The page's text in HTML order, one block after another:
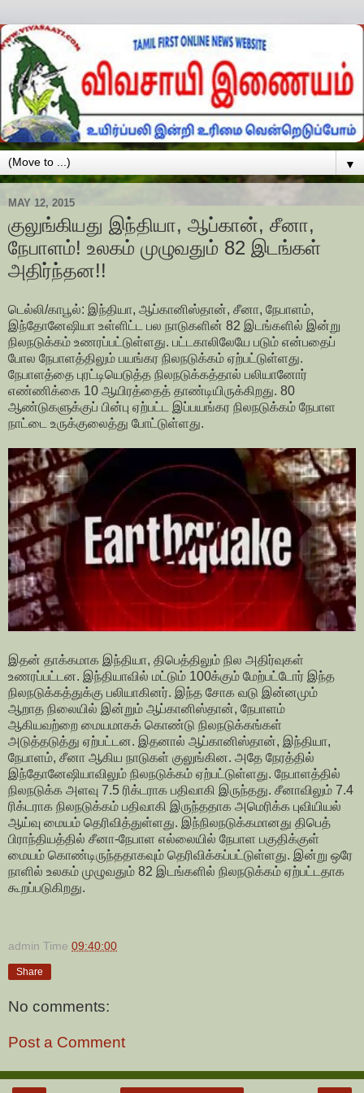
▼
MAY 12, 2015
குலுங்கியது இந்தியா, ஆப்கான், சீனா,
நேபாளம்! உலகம் முழுவதும் 82 இடங்கள்
அதிர்ந்தன!!
டெல்லி/காபூல்: இந்தியா, ஆப்கானிஸ்தான், சீனா, நேபாளம்,
இந்தோனேஷியா உள்ளிட்ட பல நாடுகளின் 82 இடங்களில் இன்று
நிலநடுக்கம் உணரப்பட்டுள்ளது. பட்டகாலிலேயே படும் என்பதைப்
போல நேபாளத்திலும் பயங்கர நிலநடுக்கம் ஏற்பட்டுள்ளது.
நேபாளத்தை புரட்டியெடுத்த நிலநடுக்கத்தால் பலியானோர்
எண்ணிக்கை 10 ஆயிரத்தைத் தாண்டியிருக்கிறது. 80
ஆண்டுகளுக்குப் பின்பு ஏற்பட்ட இப்பயங்கர நிலநடுக்கம் நேபாள
நாட்டை உருக்குலைத்து போட்டுள்ளது.
இதன் தாக்கமாக இந்தியா, திபெத்திலும் நில அதிர்வுகள்
உணரப்பட்டன. இந்தியாவில் மட்டும் 100க்கும் மேற்பட்டோர் இந்த
நிலநடுக்கத்துக்கு பலியாகினர். இந்த சோக வடு இன்னமும்
ஆறாத நிலையில் இன்றும் ஆப்கானிஸ்தான், நேபாளம்
ஆகியவற்றை மையமாகக் கொண்டு நிலநடுக்கங்கள்
அடுத்தடுத்து ஏற்பட்டன. இதனால் ஆப்கானிஸ்தான், இந்தியா,
நேபாளம், சீனா ஆகிய நாடுகள் குலுங்கின. அதே நேரத்தில்
இந்தோனேஷியாவிலும் நிலநடுக்கம் ஏற்பட்டுள்ளது. நேபாளத்தில்
நிலநடுக்க அளவு 7.5 ரிக்டராக பதிவாகி இருந்தது. சீனாவிலும் 7.4
ரிக்டராக நிலநடுக்கம் பதிவாகி இருந்ததாக அமெரிக்க புவியியல்
ஆய்வு மையம் தெரிவித்துள்ளது. இந்நிலநடுக்கமானது திபெத்
பிராந்தியத்தில் சீனா-நேபாள எல்லையில் நேபாள பகுதிக்குள்
மையம் கொண்டிருந்ததாகவும் தெரிவிக்கப்பட்டுள்ளது. இன்று ஒரே
நாளில் உலகம் முழுவதும் 82 இடங்களில் நிலநடுக்கம் ஏற்பட்டதாக
கூறப்படுகிறது.
admin Time 09:40:00
Share
No comments:
Post a Comment